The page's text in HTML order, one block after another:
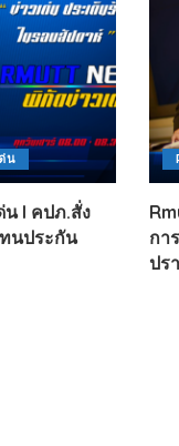
น
น l คปภ.สั่ง
นประกัน
กา
ปร